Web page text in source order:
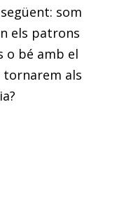
som
els patrons
o bé amb el
als